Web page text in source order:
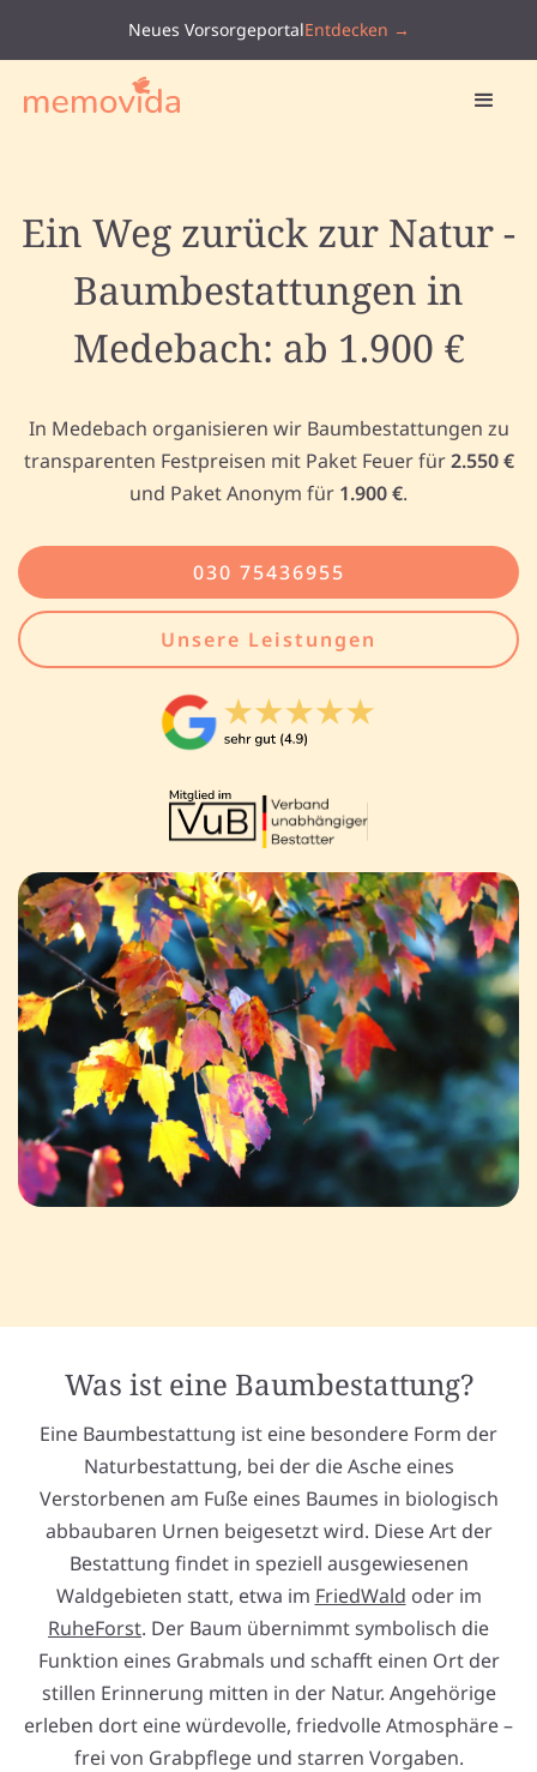
Neues VorsorgeportalEntdecken →
Ein Weg zurück zur Natur -
Baumbestattungen in
Medebach: ab 1.900 €
In Medebach organisieren wir Baumbestattungen zu
transparenten Festpreisen mit Paket Feuer für2.550 €
und Paket Anonym für 1.900 €.
030 75436955
Unsere Leistungen
Was ist eine Baumbestattung?
Eine Baumbestattung ist eine besondere Form der
Naturbestattung, bei der die Asche eines
Verstorbenen am Fuße eines Baumes in biologisch
abbaubaren Urnen beigesetzt wird. Diese Art der
Bestattung findet in speziell ausgewiesenen
Waldgebieten statt, etwa im FriedWald oder im
RuheForst. Der Baum übernimmt symbolisch die
Funktion eines Grabmals und schafft einen Ort der
stillen Erinnerung mitten in der Natur. Angehörige
erleben dort eine würdevolle, friedvolle Atmosphäre –
frei von Grabpflege und starren Vorgaben.